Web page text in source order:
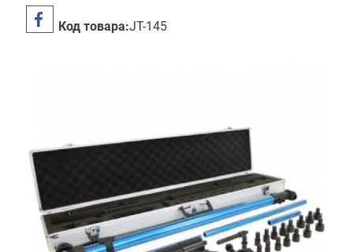
Код товара:JT-145